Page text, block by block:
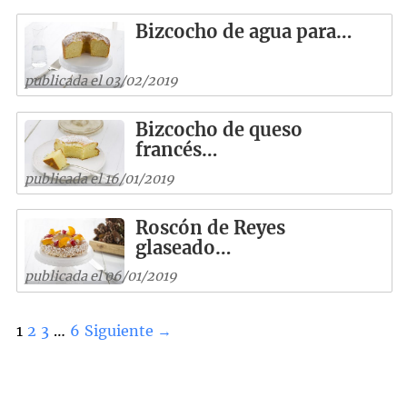
Bizcocho de agua para…
publicada el 03/02/2019
Bizcocho de queso
francés…
publicada el 16/01/2019
Roscón de Reyes
glaseado…
publicada el 06/01/2019
1 2 3 … 6 Siguiente →